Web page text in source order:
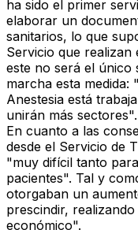
ha sido el primer
elaborar un
sanitarios, lo que
Servicio que realizan
este no será el único
marcha esta medida:
Anestesia está
unirán más sectores".
En cuanto a las
desde el Servicio de
"muy difícil tanto
pacientes". Tal y
otorgaban un
prescindir,
económico".